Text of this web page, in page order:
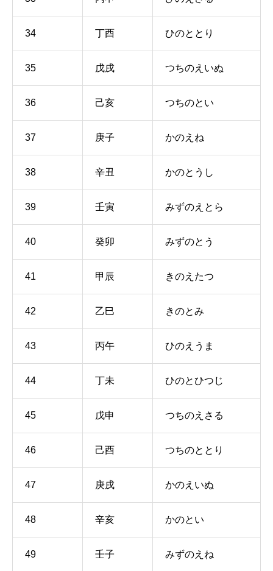
34 丁酉 ひのととり
35 戊戌 つちのえいぬ
36 己亥 つちのとい
37 庚子 かのえね
38 辛丑 かのとうし
39 壬寅 みずのえとら
40 癸卯 みずのとう
41 甲辰 きのえたつ
42 乙巳 きのとみ
43 丙午 ひのえうま
44 丁未 ひのとひつじ
45 戊申 つちのえさる
46 己酉 つちのととり
47 庚戌 かのえいぬ
48 辛亥 かのとい
49 壬子 みずのえね